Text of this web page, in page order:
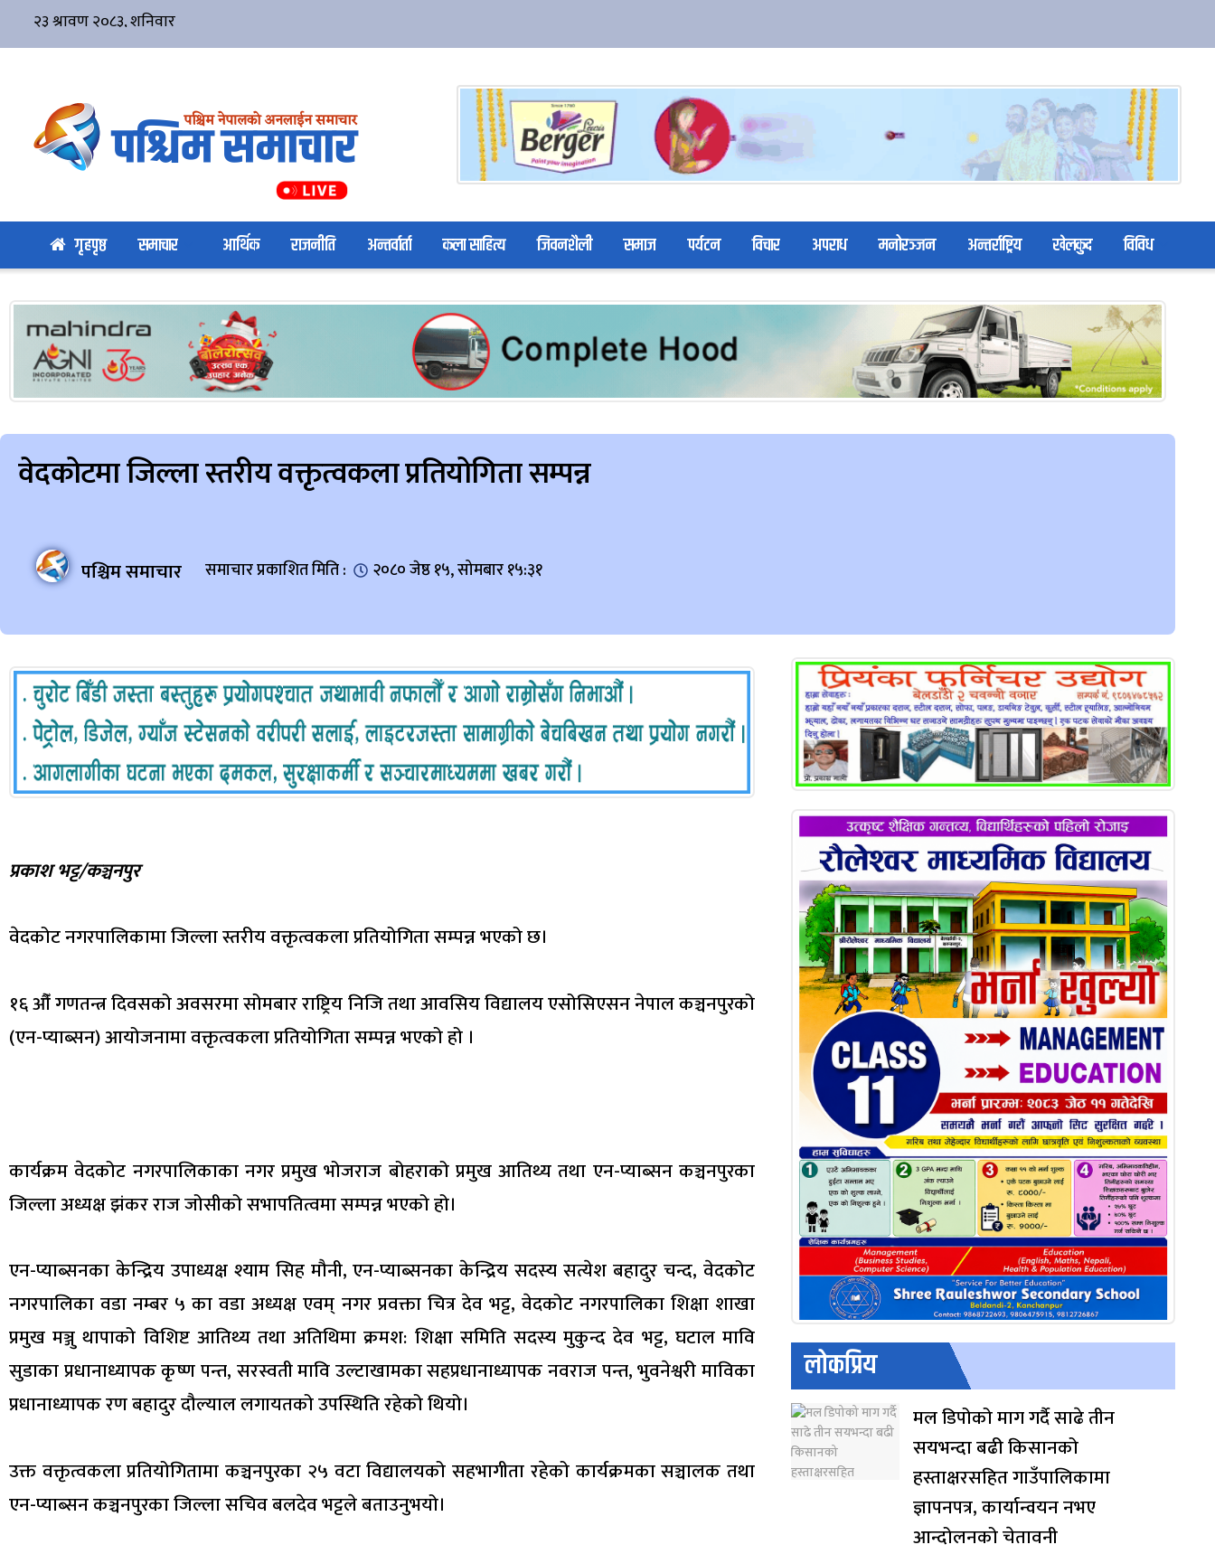
गृहपृष्ठ समाचार आर्थिक राजनीति अन्तर्वार्ता कला साहित्य जिवनशैली समाज पर्यटन विचार अपराध मनोरञ्जन अन्तर्राष्ट्रिय खेलकुद विविध
वेदकोटमा जिल्ला स्तरीय वक्तृत्वकला प्रतियोगिता सम्पन्न
पश्चिम समाचार समाचार प्रकाशित मिति : २०८० जेष्ठ १५, सोमबार १५:३१
प्रकाश भट्ट/कञ्चनपुर
वेदकोट नगरपालिकामा जिल्ला स्तरीय वक्तृत्वकला प्रतियोगिता सम्पन्न भएको छ।
१६ औँ गणतन्त्र दिवसको अवसरमा सोमबार राष्ट्रिय निजि तथा आवसिय विद्यालय एसोसिएसन नेपाल कञ्चनपुरको
(एन-प्याब्सन) आयोजनामा वक्तृत्वकला प्रतियोगिता सम्पन्न भएको हो ।
कार्यक्रम वेदकोट नगरपालिकाका नगर प्रमुख भोजराज बोहराको प्रमुख आतिथ्य तथा एन-प्याब्सन कञ्चनपुरका
जिल्ला अध्यक्ष झंकर राज जोसीको सभापतित्वमा सम्पन्न भएको हो।
एन-प्याब्सनका केन्द्रिय उपाध्यक्ष श्याम सिह मौनी, एन-प्याब्सनका केन्द्रिय सदस्य सत्येश बहादुर चन्द, वेदकोट
नगरपालिका वडा नम्बर ५ का वडा अध्यक्ष एवम् नगर प्रवक्ता चित्र देव भट्ट, वेदकोट नगरपालिका शिक्षा शाखा
प्रमुख मञ्जु थापाको विशिष्ट आतिथ्य तथा अतिथिमा क्रमश: शिक्षा समिति सदस्य मुकुन्द देव भट्ट, घटाल मावि
सुडाका प्रधानाध्यापक कृष्ण पन्त, सरस्वती मावि उल्टाखामका सहप्रधानाध्यापक नवराज पन्त, भुवनेश्वरी माविका
प्रधानाध्यापक रण बहादुर दौल्याल लगायतको उपस्थिति रहेको थियो।
उक्त वक्तृत्वकला प्रतियोगितामा कञ्चनपुरका २५ वटा विद्यालयको सहभागीता रहेको कार्यक्रमका सञ्चालक तथा
एन-प्याब्सन कञ्चनपुरका जिल्ला सचिव बलदेव भट्टले बताउनुभयो।
लोकप्रिय
मल डिपोको माग गर्दै साढे तीन
सयभन्दा बढी किसानको
हस्ताक्षरसहित गाउँपालिकामा
ज्ञापनपत्र, कार्यान्वयन नभए
आन्दोलनको चेतावनी